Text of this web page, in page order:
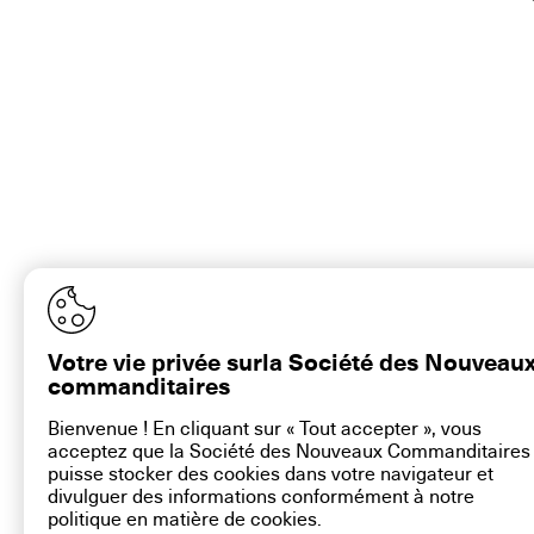
Votre vie privée surla Société des
commanditaires
Bienvenue ! En cliquant sur « Tout accepter », vous
acceptez que la Société des Nouveaux Commanditaires
puisse stocker des cookies dans votre navigateur et
divulguer des informations conformément à notre
politique en matière de cookies.